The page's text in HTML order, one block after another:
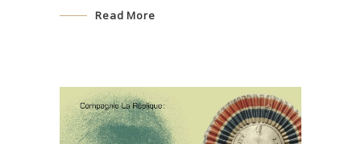
Read More